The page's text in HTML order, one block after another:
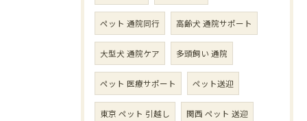
ペット 通院同行 高齢犬 通院サポート
大型犬 通院ケア 多頭飼い 通院
ペット 医療サポート ペット送迎
東京 ペット 引越し 関西 ペット 送迎